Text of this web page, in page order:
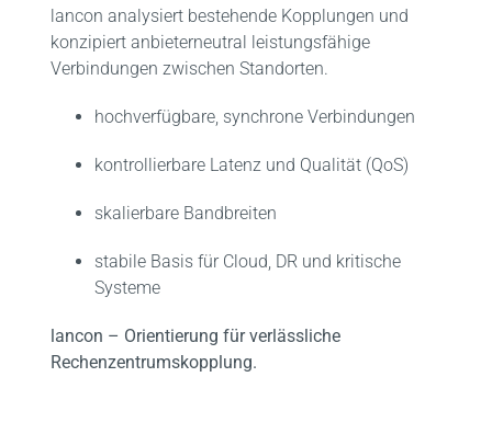
lancon analysiert bestehende Kopplungen und
konzipiert anbieterneutral leistungsfähige
Verbindungen zwischen Standorten.
hochverfügbare, synchrone Verbindungen
kontrollierbare Latenz und Qualität (QoS)
skalierbare Bandbreiten
stabile Basis für Cloud, DR und kritische
Systeme
lancon – Orientierung für verlässliche
Rechenzentrumskopplung.